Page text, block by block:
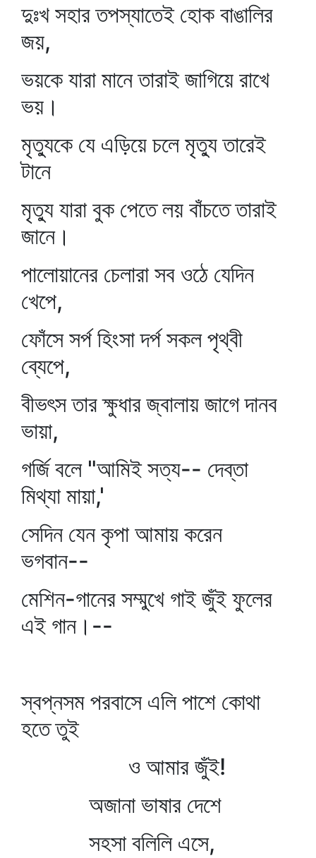
দুঃখ সহার তপস্যাতেই হোক বাঙালির
জয়,
ভয়কে যারা মানে তারাই জাগিয়ে রাখে
ভয়।
মৃত্যুকে যে এড়িয়ে চলে মৃত্যু তারেই
টানে
মৃত্যু যারা বুক পেতে লয় বাঁচতে তারাই
জানে।
পালোয়ানের চেলারা সব ওঠে যেদিন
খেপে,
ফোঁসে সর্প হিংসা দর্প সকল পৃথ্বী
ব্যেপে,
বীভৎস তার ক্ষুধার জ্বালায় জাগে দানব
ভায়া,
গর্জি বলে "আমিই সত্য-- দেব্‌তা
মিথ্যা মায়া,'
সেদিন যেন কৃপা আমায় করেন
ভগবান--
মেশিন-গানের সম্মুখে গাই জুঁই ফুলের
এই গান।--
স্বপ্নসম পরবাসে এলি পাশে কোথা
হতে তুই
ও আমার জুঁই!
অজানা ভাষার দেশে
সহসা বলিলি এসে,